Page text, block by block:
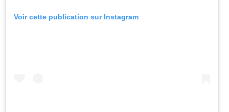
Voir cette publication sur Instagram